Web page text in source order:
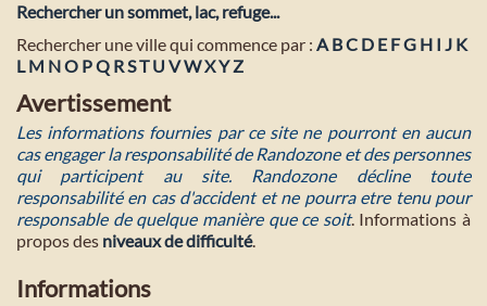
Rechercher un sommet, lac, refuge...
Rechercher une ville qui commence par : A BC D E FG H I J K
L M NO PQ RST U VWXYZ
Avertissement
Les informations fournies par ce site ne pourront en aucun
cas engager la responsabilité de Randozone et des personnes
qui participent au site. Randozone décline toute
responsabilité en cas d'accident et ne pourra etre tenu pour
responsable de quelque manière que ce soit. Informations à
propos des niveaux de difficulté.
Informations